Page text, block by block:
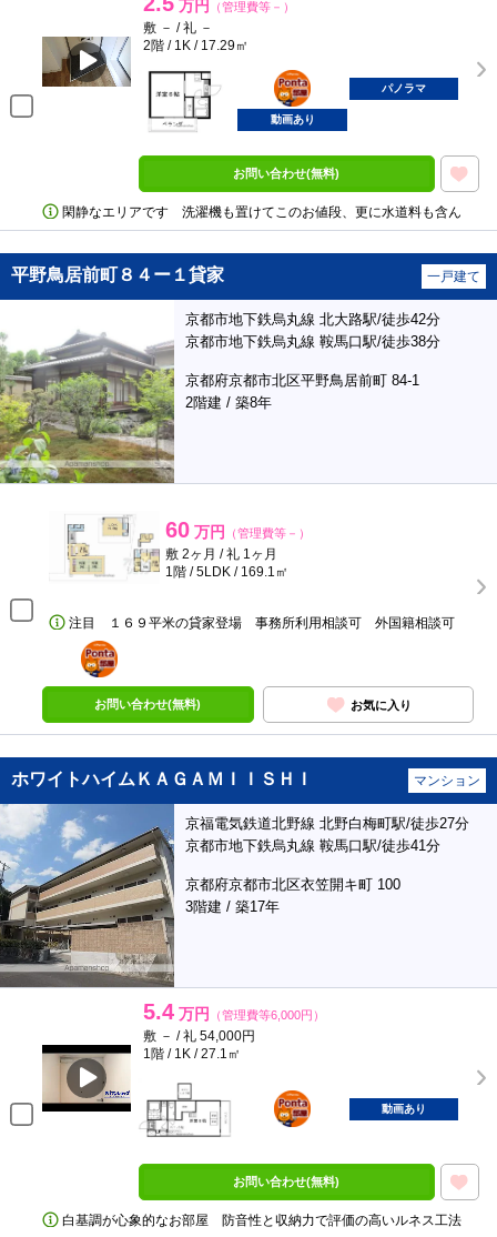
万円 （管理費等－）
敷 － / 礼 －
2階 / 1K / 17.29㎡
ポンタ
部屋
パノラマ
動画あり
お問い合わせ(無料)
閑静なエリアです 洗濯機も置けてこのお値段、更に水道料も含ん
平野鳥居前町８４ー１貸家 一戸建て
京都市地下鉄烏丸線 北大路駅/徒歩42分
京都市地下鉄烏丸線 鞍馬口駅/徒歩38分
京都府京都市北区平野鳥居前町 84-1
2階建 / 築8年
60 万円 （管理費等－）
敷 2ヶ月 / 礼 1ヶ月
1階 / 5LDK / 169.1㎡
注目 １６９平米の貸家登場 事務所利用相談可 外国籍相談可
ポンタ
部屋
お問い合わせ(無料) お気に入り
ホワイトハイムＫＡＧＡＭＩＩＳＨＩ マンション
京福電気鉄道北野線 北野白梅町駅/徒歩27分
京都市地下鉄烏丸線 鞍馬口駅/徒歩41分
京都府京都市北区衣笠開キ町 100
3階建 / 築17年
5.4 万円 （管理費等6,000円）
敷 － / 礼 54,000円
1階 / 1K / 27.1㎡
ポンタ
部屋
動画あり
お問い合わせ(無料)
白基調が心象的なお部屋 防音性と収納力で評価の高いルネス工法